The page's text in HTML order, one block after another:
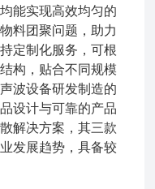
能实现高效均匀的
料团聚问题，助力
定制化服务，可根
构，贴合不同规模
波设备研发制造的
设计与可靠的产品
解决方案，其三款
发展趋势，具备较